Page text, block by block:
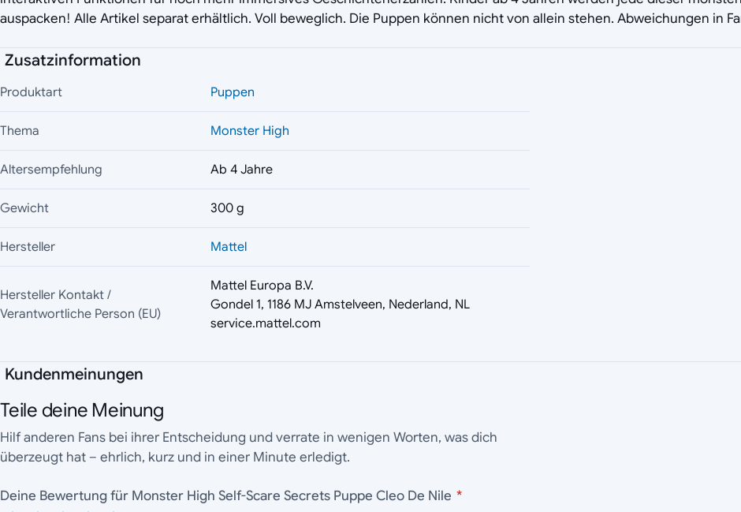
auspacken! Alle Artikel separat erhältlich. Voll beweglich. Die Puppen können nicht von allein stehen. Abweichungen in
Zusatzinformation
Produktart Puppen
Thema Monster High
Altersempfehlung Ab 4 Jahre
Gewicht 300 g
Hersteller Mattel
Hersteller Kontakt /
Verantwortliche Person (EU)
Mattel Europa B.V.
Gondel 1, 1186 MJ Amstelveen, Nederland, NL
service.mattel.com
Kundenmeinungen
Teile deine Meinung
Hilf anderen Fans bei ihrer Entscheidung und verrate in wenigen Worten, was dich
überzeugt hat – ehrlich, kurz und in einer Minute erledigt.
Deine Bewertung für Monster High Self-Scare Secrets Puppe Cleo De Nile *